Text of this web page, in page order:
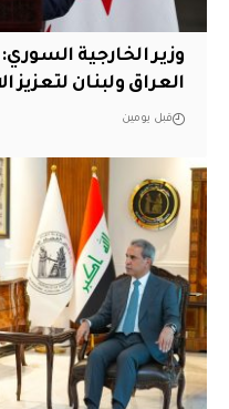
وزير الخارجية
العراق ولبنان لتعزيز
قبل يومين